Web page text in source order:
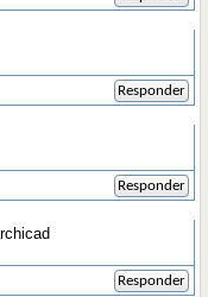
Responder
Responder
Responder